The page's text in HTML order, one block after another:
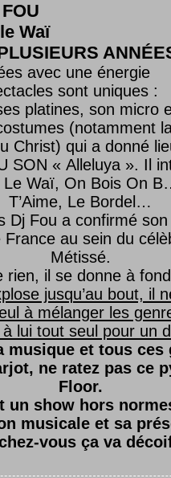
Waï
avec une énergie
sont uniques :
platines, son micro
(notamment
Christ) qui a donné
SON « Alleluya ». Il
Waï, On Bois On
T’Aime, Le Bordel…
Dj Fou a confirmé son
au sein du
Métissé.
rien, il se donne à
jusqu’au bout, il
à mélanger les
lui tout seul pour un
musique et tous ces
ne ratez pas ce
Floor.
un show hors
musicale et sa
vous ça va